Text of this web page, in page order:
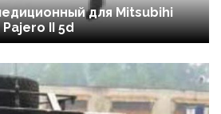
для Mitsubihi
Pajero II 5d